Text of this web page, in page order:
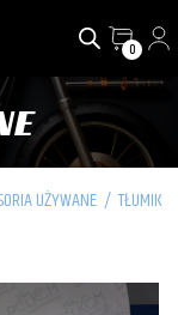
0
UŻYWANE / TŁUMIK